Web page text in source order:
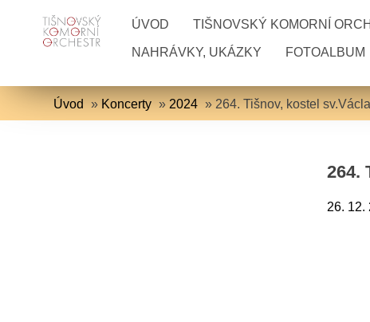
ÚVOD TIŠNOVSKÝ KOMORNÍ
NAHRÁVKY, UKÁZKY FOTOALBUM
Úvod » Koncerty » 2024 » 264. Tišnov, kostel
264.
26. 12.